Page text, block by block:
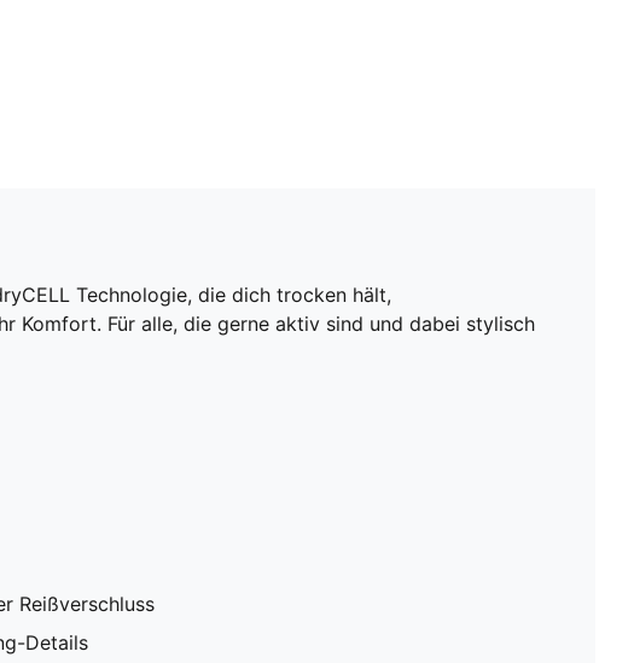
Technologie, die dich trocken hält,
Komfort. Für alle, die gerne aktiv sind und dabei stylisch
Reißverschluss
Details